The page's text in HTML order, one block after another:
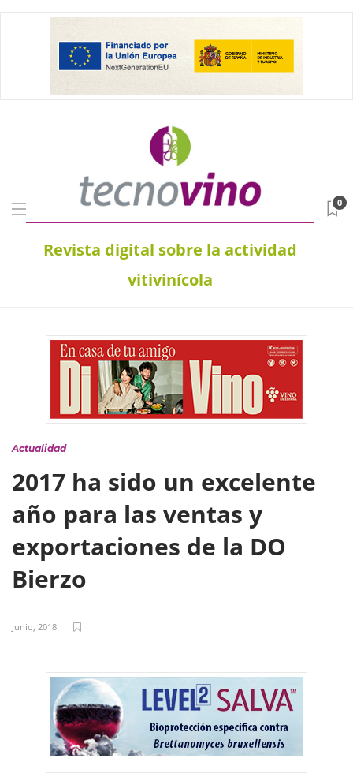
Revista digital sobre la actividad
vitivinícola
0
Actualidad
2017 ha sido un excelente
año para las ventas y
exportaciones de la DO
Bierzo
Junio, 2018